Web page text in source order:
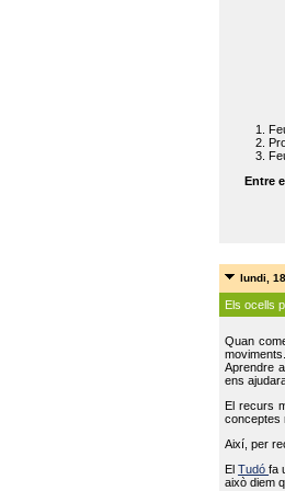
Entre
lundi,
Els ocells
Quan
Aprendre
ens
El recurs
conceptes
Així, per
ElTudófa
això diem